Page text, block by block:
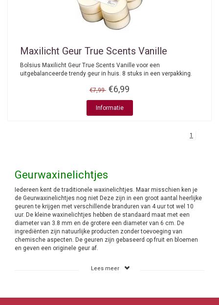
Maxilicht Geur True Scents Vanille
Bolsius Maxilicht Geur True Scents Vanille voor een
uitgebalanceerde trendy geur in huis. 8 stuks in een verpakking.
€7,99 €6,99
Informatie
1
Geurwaxinelichtjes
Iedereen kent de traditionele waxinelichtjes. Maar misschien ken je
de Geurwaxinelichtjes nog niet Deze zijn in een groot aantal heerlijke
geuren te krijgen met verschillende branduren van 4 uur tot wel 10
uur. De kleine waxinelichtjes hebben de standaard maat met een
diameter van 3.8 mm en de grotere een diameter van 6 cm. De
ingrediënten zijn natuurlijke producten zonder toevoeging van
chemische aspecten. De geuren zijn gebaseerd op fruit en bloemen
en geven een originele geur af.
Het gebruik van de Geurwaxinelichtjes
vakantie gaat. In huis kan dat op elke gewenste plek en je kiest dan
Lees meer